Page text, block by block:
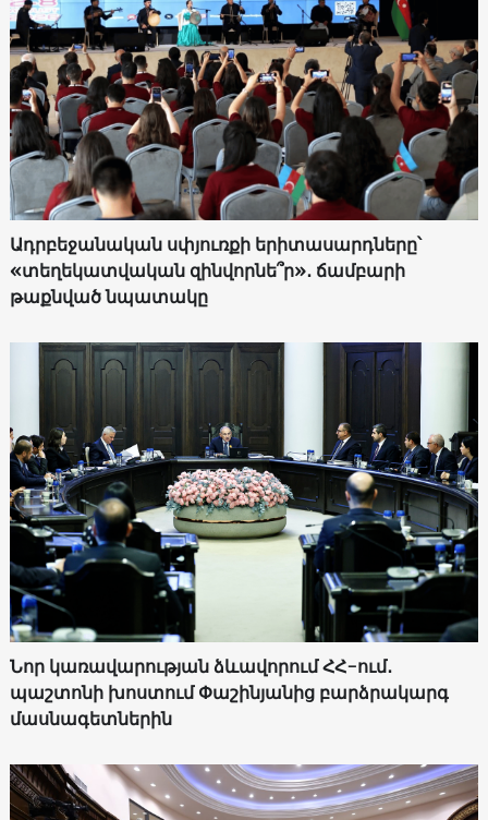
Ադրբեջանական սփյուռքի երիտասարդները՝
«տեղեկատվական զինվորնե՞ր»․ ճամբարի
թաքնված նպատակը
Նոր կառավարության ձևավորում ՀՀ-ում․
պաշտոնի խոստում Փաշինյանից բարձրակարգ
մասնագետներին